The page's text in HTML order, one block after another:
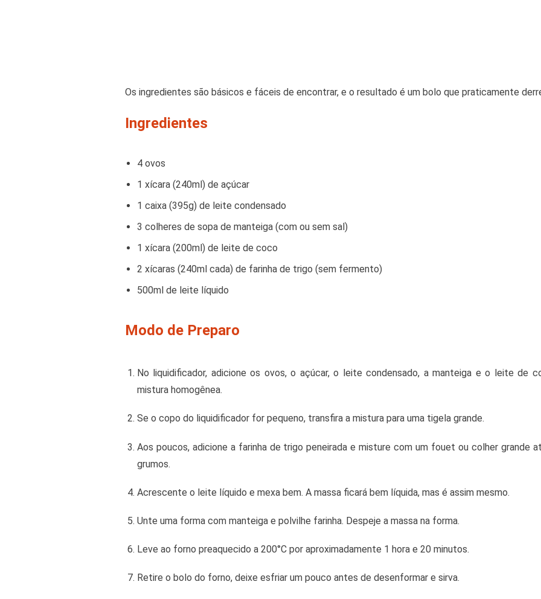
Os ingredientes são básicos e fáceis de encontrar, e o resultado é um bolo que praticamente
Ingredientes
4 ovos
1 xícara (240ml) de açúcar
1 caixa (395g) de leite condensado
3 colheres de sopa de manteiga (com ou sem sal)
1 xícara (200ml) de leite de coco
2 xícaras (240ml cada) de farinha de trigo (sem fermento)
500ml de leite líquido
Modo de Preparo
No liquidificador, adicione os ovos, o açúcar, o leite condensado, a manteiga e o leite de
mistura homogênea.
Se o copo do liquidificador for pequeno, transfira a mistura para uma tigela grande.
Aos poucos, adicione a farinha de trigo peneirada e misture com um fouet ou colher grande
grumos.
Acrescente o leite líquido e mexa bem. A massa ficará bem líquida, mas é assim mesmo.
Unte uma forma com manteiga e polvilhe farinha. Despeje a massa na forma.
Leve ao forno preaquecido a 200°C por aproximadamente 1 hora e 20 minutos.
Retire o bolo do forno, deixe esfriar um pouco antes de desenformar e sirva.